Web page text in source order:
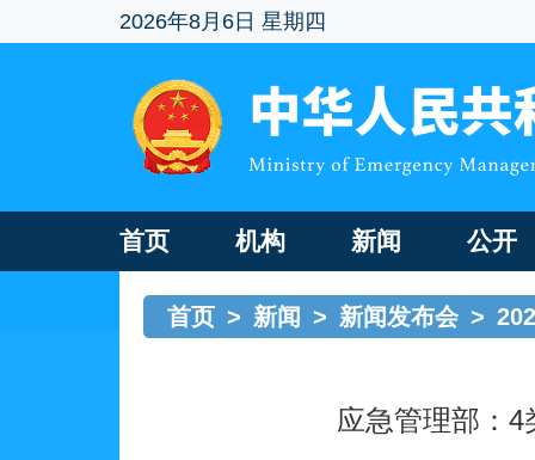
2026年8月6日 星期四
首页 机构 新闻 公开
首页 > 新闻 > 新闻发布会 >
应急管理部：